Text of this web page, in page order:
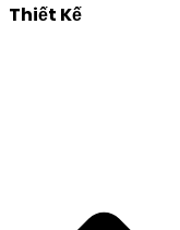
Thiết Kế